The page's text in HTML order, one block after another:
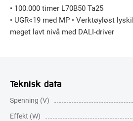
• 100.000 timer L70B50 Ta25
• UGR<19 med MP • Verktøyløst
meget lavt nivå med DALI-driver
Teknisk data
Spenning (V)
Effekt (W)